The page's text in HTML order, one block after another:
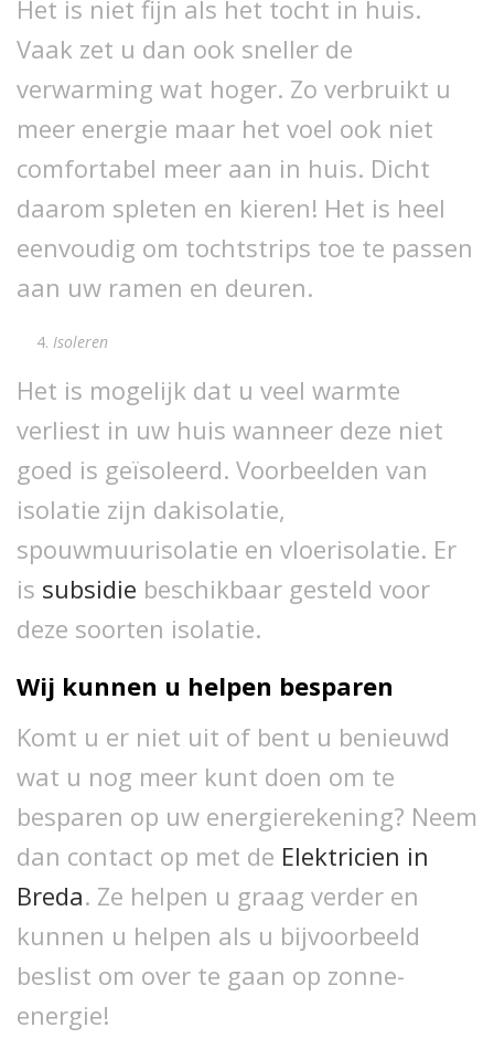
Het is niet fijn als het tocht in huis.
Vaak zet u dan ook sneller de
verwarming wat hoger. Zo verbruikt u
meer energie maar het voel ook niet
comfortabel meer aan in huis. Dicht
daarom spleten en kieren! Het is heel
eenvoudig om tochtstrips toe te passen
aan uw ramen en deuren.
Isoleren
Het is mogelijk dat u veel warmte
verliest in uw huis wanneer deze niet
goed is geïsoleerd. Voorbeelden van
isolatie zijn dakisolatie,
spouwmuurisolatie en vloerisolatie. Er
is subsidie beschikbaar gesteld voor
deze soorten isolatie.
Wij kunnen u helpen besparen
Komt u er niet uit of bent u benieuwd
wat u nog meer kunt doen om te
besparen op uw energierekening? Neem
dan contact op met de Elektricien in
Breda. Ze helpen u graag verder en
kunnen u helpen als u bijvoorbeeld
beslist om over te gaan op zonne-
energie!